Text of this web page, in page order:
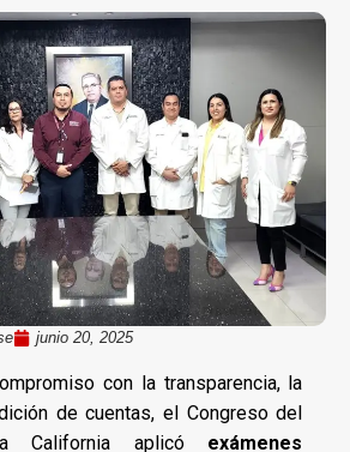
junio 20, 2025
con la transparencia, la
de cuentas, el Congreso del
California aplicó exámenes